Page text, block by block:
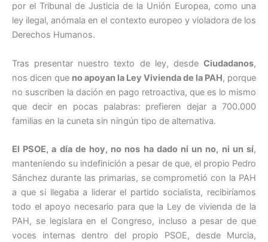
por el Tribunal de Justicia de la Unión Europea, como una
ley ilegal, anómala en el contexto europeo y violadora de los
Derechos Humanos.
Tras presentar nuestro texto de ley, desde Ciudadanos,
nos dicen que no apoyan la Ley Vivienda de la PAH, porque
no suscriben la dación en pago retroactiva, que es lo mismo
que decir en pocas palabras: prefieren dejar a 700.000
familias en la cuneta sin ningún tipo de alternativa.
El PSOE, a día de hoy, no nos ha dado ni un no, ni un sí,
manteniendo su indefinición a pesar de que, el propio Pedro
Sánchez durante las primarias, se comprometió con la PAH
a que si llegaba a liderar el partido socialista, recibiríamos
todo el apoyo necesario para que la Ley de vivienda de la
PAH, se legislara en el Congreso, incluso a pesar de que
voces internas dentro del propio PSOE, desde Murcia,